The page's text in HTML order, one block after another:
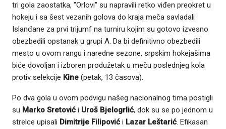
tri gola zaostatka, "Orlovi" su napravili retko viđen preokret u
hokeju i sa šest vezanih golova do kraja meča savladali
Islanđane za prvi trijumf na turniru kojim su gotovo izvesno
obezbedili opstanak u grupi A. Da bi definitivno obezbedili
mesto u ovom rangu i naredne sezone, srpskim hokejašima
biće dovoljan i izboren produžetak u meču poslednjeg kola
protiv selekcije Kine (petak, 13 časova).
Po dva gola u ovom podvigu našeg nacionalnog tima postigli
su Marko Sretović i Uroš Bjelogrlić, dok su se po jednom u
strelce upisali Dimitrije Filipović i Lazar Leštarić. Efikasan